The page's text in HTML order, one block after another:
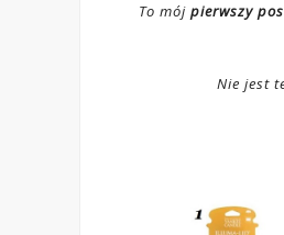
To mój pierwszy
Nie jest